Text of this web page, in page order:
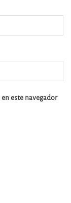
este navegador